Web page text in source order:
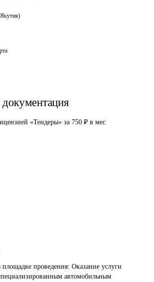
«Тендеры» за 750 ₽ в мес
площадке проведения: Оказание услуги
автомобильным